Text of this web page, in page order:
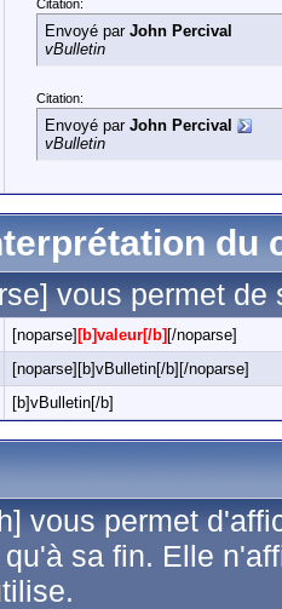
Citation:
Envoyé par John Percival
vBulletin
Citation:
Envoyé par John Percival
vBulletin
du
vous permet
[noparse] [b]valeur[/b] [/noparse]
[noparse][b]vBulletin[/b][/noparse]
[b]vBulletin[/b]
vous permet
sa fin. Elle